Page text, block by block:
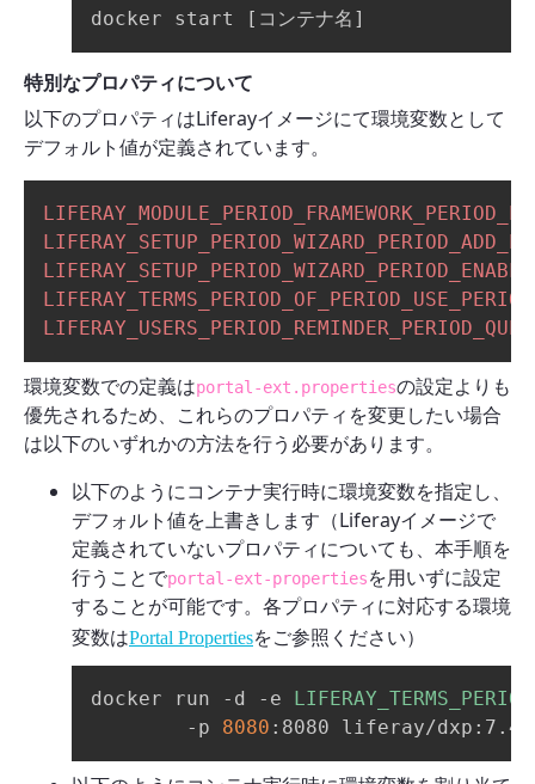
docker start [ コンテナ名 ]
特別なプロパティについて
以下のプロパティはLiferayイメージにて環境変数として
デフォルト値が定義されています。
環境変数での定義はportal-ext.propertiesの設定よりも
優先されるため、これらのプロパティを変更したい場合
は以下のいずれかの方法を行う必要があります。
以下のようにコンテナ実行時に環境変数を指定し、
デフォルト値を上書きします（Liferayイメージで
定義されていないプロパティについても、本手順を
行うことでportal-ext-propertiesを用いずに設定
することが可能です。各プロパティに対応する環境
変数はPortal Propertiesをご参照ください）
docker run -d -e
        -p
8080 :8080 liferay/